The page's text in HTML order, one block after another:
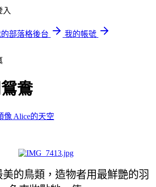
入
部落格後台
我的帳號
鴦
Alice的天空
的鳥類，造物者用最鮮艷的羽